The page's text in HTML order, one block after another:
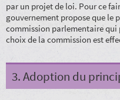
par un projet de loi. Pour ce
gouvernement propose que le
commission parlementaire qui
choix de la commission est
3. Adoption du